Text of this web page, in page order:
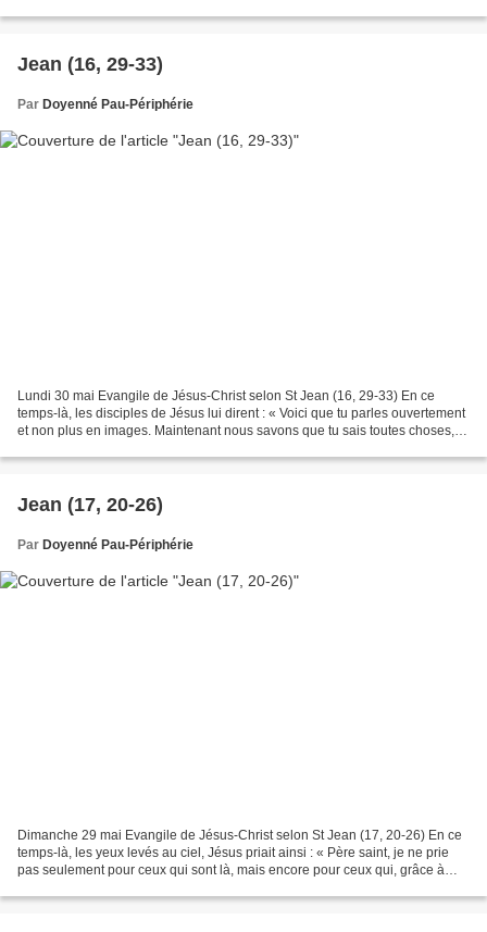
Jean (16, 29-33)
Par Doyenné Pau-Périphérie
Lundi 30 mai Evangile de Jésus-Christ selon St Jean (16, 29-33) En ce
temps-là, les disciples de Jésus lui dirent : « Voici que tu parles ouvertement
et non plus en images. Maintenant nous savons que tu sais toutes choses, et
Jean (17, 20-26)
Par Doyenné Pau-Périphérie
Dimanche 29 mai Evangile de Jésus-Christ selon St Jean (17, 20-26) En ce
temps-là, les yeux levés au ciel, Jésus priait ainsi : « Père saint, je ne prie
pas seulement pour ceux qui sont là, mais encore pour ceux qui, grâce à